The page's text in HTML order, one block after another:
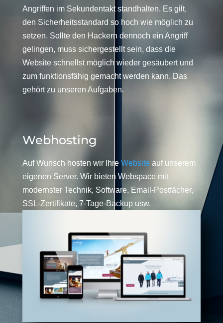
Angriffen im Sekundentakt standhalten. Es gilt,
den Sicherheitsstandard so hoch wie möglich zu
setzen. Sollte den Hackern dennoch ein Angriff
gelingen, muss sichergestellt sein, dass die
Website schnellst möglich wieder gesäubert und
zum funktionsfähig gemacht werden kann. Das
gehört zu unseren Aufgaben.
Webhosting
Auf Wunsch hosten wir Ihre Website auf unserem
eigenen Server. Wir bieten Webspace mit
modernster Technik, Software, Email-Postfächer,
SSL-Zertifikate, 7-Tage-Backup usw.